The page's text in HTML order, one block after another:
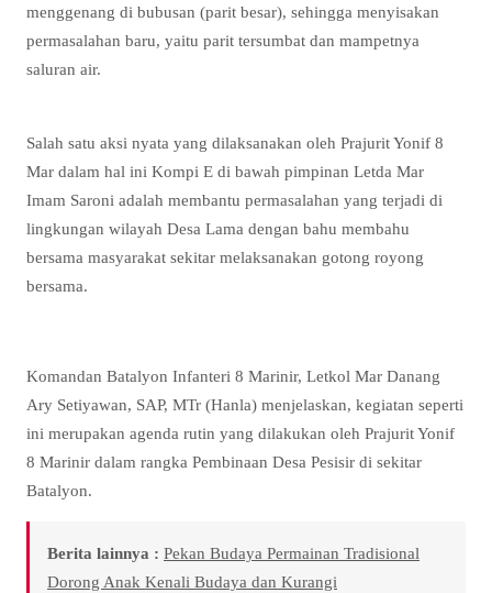
menggenang di bubusan (parit besar), sehingga menyisakan
permasalahan baru, yaitu parit tersumbat dan mampetnya
saluran air.
Salah satu aksi nyata yang dilaksanakan oleh Prajurit Yonif 8
Mar dalam hal ini Kompi E di bawah pimpinan Letda Mar
Imam Saroni adalah membantu permasalahan yang terjadi di
lingkungan wilayah Desa Lama dengan bahu membahu
bersama masyarakat sekitar melaksanakan gotong royong
bersama.
Komandan Batalyon Infanteri 8 Marinir, Letkol Mar Danang
Ary Setiyawan, SAP, MTr (Hanla) menjelaskan, kegiatan seperti
ini merupakan agenda rutin yang dilakukan oleh Prajurit Yonif
8 Marinir dalam rangka Pembinaan Desa Pesisir di sekitar
Batalyon.
Berita lainnya : Pekan Budaya Permainan Tradisional
Dorong Anak Kenali Budaya dan Kurangi